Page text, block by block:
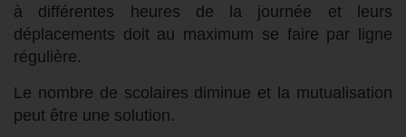
à différentes heures de la journée et leurs
déplacements doit au maximum se faire par ligne
régulière.
Le nombre de scolaires diminue et la mutualisation
peut être une solution.